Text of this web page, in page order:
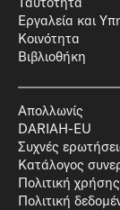
Εργαλεία και
Κοινότητα
Βιβλιοθήκη
Απολλωνίς
DARIAH-EU
Συχνές
Κατάλογος
Πολιτική
Πολιτική